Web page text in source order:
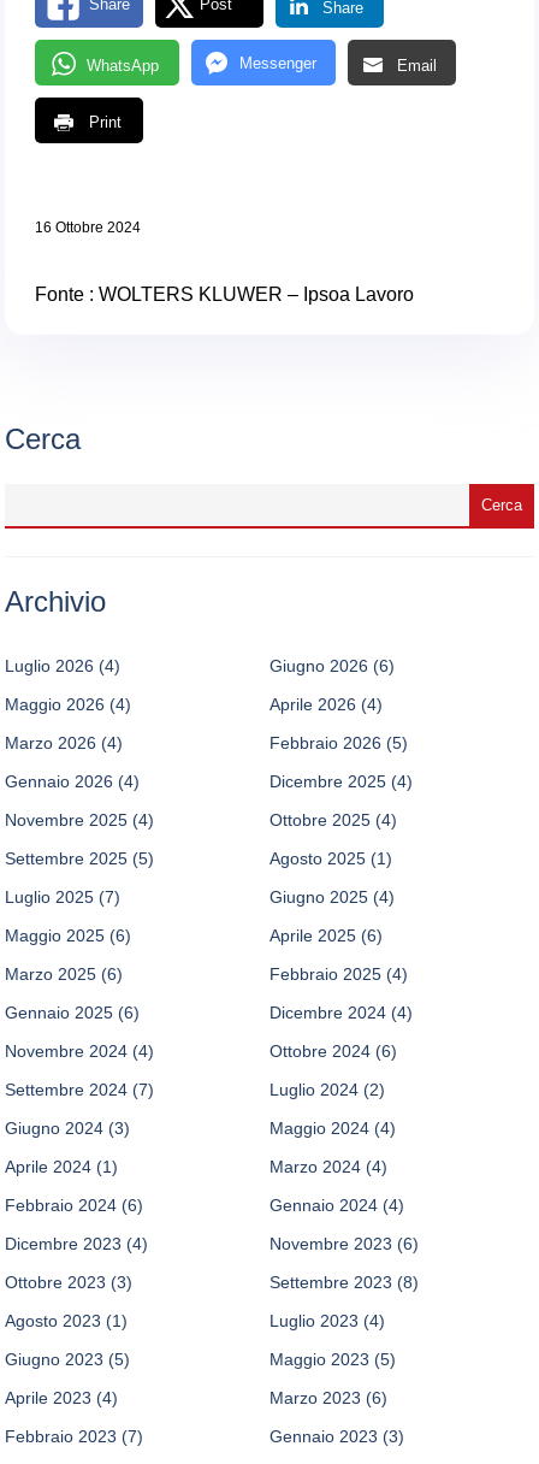
Share Post Share
WhatsApp Messenger Email
Print
16 Ottobre 2024
Fonte : WOLTERS KLUWER – Ipsoa Lavoro
Cerca
Archivio
Luglio 2026 (4) Giugno 2026 (6)
Maggio 2026 (4) Aprile 2026 (4)
Marzo 2026 (4) Febbraio 2026 (5)
Gennaio 2026 (4) Dicembre 2025 (4)
Novembre 2025 (4) Ottobre 2025 (4)
Settembre 2025 (5) Agosto 2025 (1)
Luglio 2025 (7) Giugno 2025 (4)
Maggio 2025 (6) Aprile 2025 (6)
Marzo 2025 (6) Febbraio 2025 (4)
Gennaio 2025 (6) Dicembre 2024 (4)
Novembre 2024 (4) Ottobre 2024 (6)
Settembre 2024 (7) Luglio 2024 (2)
Giugno 2024 (3) Maggio 2024 (4)
Aprile 2024 (1) Marzo 2024 (4)
Febbraio 2024 (6) Gennaio 2024 (4)
Dicembre 2023 (4) Novembre 2023 (6)
Ottobre 2023 (3) Settembre 2023 (8)
Agosto 2023 (1) Luglio 2023 (4)
Giugno 2023 (5) Maggio 2023 (5)
Aprile 2023 (4) Marzo 2023 (6)
Febbraio 2023 (7) Gennaio 2023 (3)